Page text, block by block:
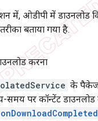
में, ओडीपी में डाउनलोड
बताया गया है.
करना
के पैकेज
पर कॉन्टेंट डाउनलोड
onDownloadCompleted